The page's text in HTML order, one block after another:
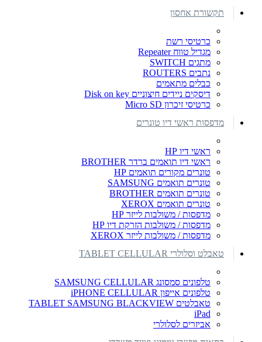
תקשורת אחסון
כרטיסי רשת
מגדיל טווח Repeater
מתגים SWITCH
נתבים ROUTERS
כבלים מתאמים
דיסקים ניידים חיצוניים Disk on key
כרטיסי זיכרון Micro SD
מדפסות ראשי דיו טונרים
ראשי דיו HP
ראשי דיו תואמים ברדר BROTHER
טונרים מקורים תואמים HP
טונרים תואמים SAMSUNG
טונרים תואמים BROTHER
טונרים תואמים XEROX
מדפסות / משולבות לייזר HP
מדפסות / משולבות הזרקת דיו HP
מדפסות / משולבות לייזר XEROX
טאבלט וסלולרי TABLET CELLULAR
טלפונים סמסונג SAMSUNG CELLULAR
טלפונים אייפון iPHONE CELLULAR
טאבלטים TABLET SAMSUNG BLACKVIEW
iPad
אביזרים לסלולרי